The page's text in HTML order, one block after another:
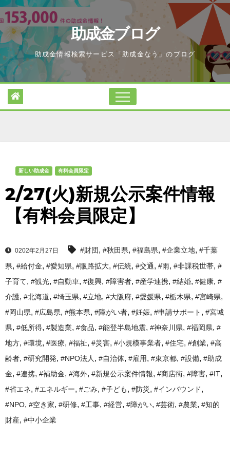
Skip
to
content
助成金ブログ
助成金情報検索サービス「助成金なう」のブログ
新しい助成金 有料会員限定
2/27(火)新規公示案件情報
【有料会員限定】
0202年2月27日 #財団, #秋田県, #福島県, #企業立地, #千葉
県, #給付金, #愛知県, #販路拡大, #伝統, #交通, #雨, #非課税世帯, #
子育て, #観光, #自動車, #復興, #障害者, #産学連携, #結婚, #健康, #
介護, #北海道, #埼玉県, #立地, #大阪府, #愛媛県, #栃木県, #宮崎県,
#岡山県, #広島県, #熊本県, #障がい者, #妊娠, #申請サポート , #宮城
県, #低所得, #製造業, #食品, #能登半島地震, #神奈川県, #福岡県, #
地方, #環境, #医療, #福祉, #災害, #小規模事業者, #住宅, #創業, #高
齢者, #研究開発, #NPO法人, #自治体, #雇用, #東京都, #設備, #助成
金, #連携, #補助金, #海外, #新規公示案件情報, #商店街, #障害, #IT,
#省エネ, #エネルギー, #ごみ, #子ども, #防災, #インバウンド,
#NPO, #空き家, #研修, #工事, #経営, #障がい, #芸術, #農業, #知的
財産, #中小企業